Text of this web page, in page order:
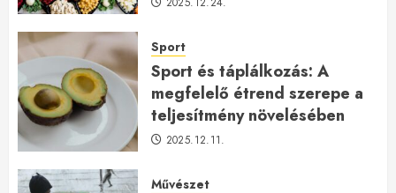
Sport
Sport és táplálkozás: A
megfelelő étrend szerepe a
teljesítmény növelésében
2025.12.11.
Művészet